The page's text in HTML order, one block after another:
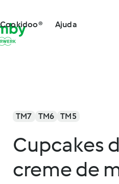
Ajuda
TM7 TM6 TM5
Cupcakes
creme de